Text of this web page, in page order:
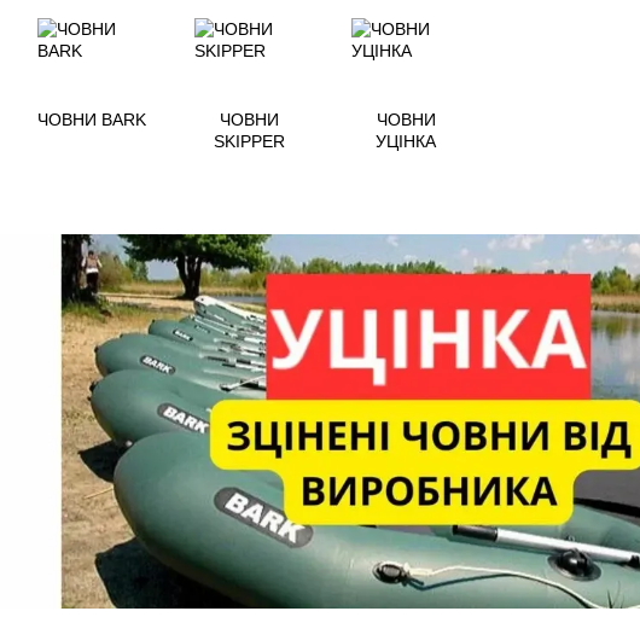
ЧОВНИ BARK
ЧОВНИ
SKIPPER
ЧОВНИ
УЦІНКА